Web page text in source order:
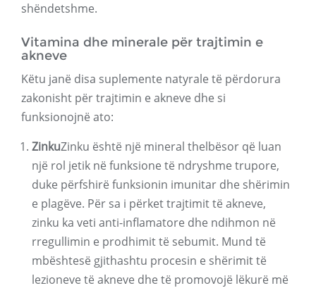
shëndetshme.
Vitamina dhe minerale për trajtimin e
akneve
Këtu janë disa suplemente natyrale të përdorura
zakonisht për trajtimin e akneve dhe si
funksionojnë ato:
ZinkuZinku është një mineral thelbësor që luan
një rol jetik në funksione të ndryshme trupore,
duke përfshirë funksionin imunitar dhe shërimin
e plagëve. Për sa i përket trajtimit të akneve,
zinku ka veti anti-inflamatore dhe ndihmon në
rregullimin e prodhimit të sebumit. Mund të
mbështesë gjithashtu procesin e shërimit të
lezioneve të akneve dhe të promovojë lëkurë më